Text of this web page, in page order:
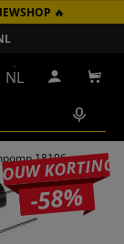
🔥
NL Inloggen
18196
KORTING
-58%